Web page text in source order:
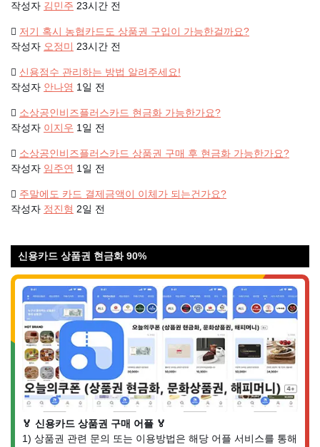
작성자 김민주 23시간 전
저기 혹시 농협카드도 상품권 구입이 가능한걸까요?
작성자 오정미 23시간 전
신용점수 관리하는 방법 알려주세요!
작성자 안나영 1일 전
소상공인비즈플러스카드 현금화 가능한가요?
작성자 이지우 1일 전
소상공인비즈플러스카드 상품권 구매 후 현금화 가능한가요?
작성자 임주연 1일 전
주말에도 카드 결제금액이 이체가 되는건가요?
작성자 정진형 2일 전
신용카드 상품권 현금화 90%
🏅 신용카드 상품권 구매 어플 🏅
1) 상품권 관련 문의 또는 이용방법은 해당 어플 서비스를 통해